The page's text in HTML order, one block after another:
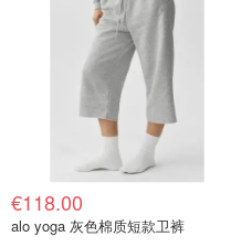
€118.00
alo yoga 灰色棉质短款卫裤